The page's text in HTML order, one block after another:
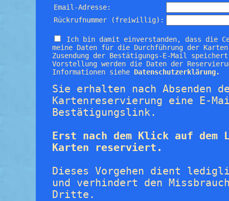
Email-Adresse:
Rückrufnummer (freiwillig):
Ich bin damit einverstanden, dass die
meine Daten für die Durchführung der
Zusendung der Bestätigungs-E-Mail
Vorstellung werden die Daten der
Informationen siehe Datenschutzerklärung.
Sie erhalten nach Absenden
Kartenreservierung eine E-
Bestätigungslink.
Erst nach dem Klick auf
Karten reserviert.
Dieses Vorgehen dient
und verhindert den
Dritte.